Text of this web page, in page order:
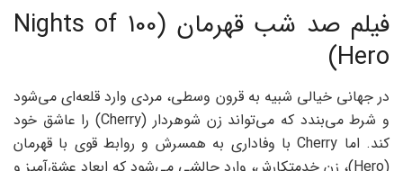
فیلم صد شب قهرمان (100 Nights of
Hero)
در جهانی خیالی شبیه به قرون وسطی، مردی وارد قلعه‌ای می‌شود
و شرط می‌بندد که می‌تواند زن شوهردار (Cherry) را عاشق خود
کند. اما Cherry با وفاداری به همسرش و روابط قوی با قهرمان